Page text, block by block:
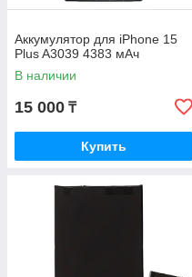
Аккумулятор для iPhone 15
Plus A3039 4383 мАч
В наличии
15 000 ₸
Купить